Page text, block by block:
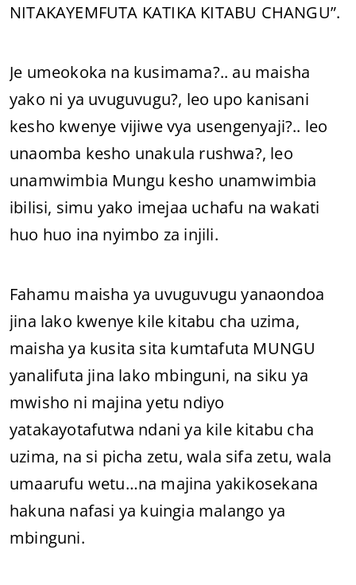
NITAKAYEMFUTA KATIKA KITABU CHANGU”.
Je umeokoka na kusimama?.. au maisha
yako ni ya uvuguvugu?, leo upo kanisani
kesho kwenye vijiwe vya usengenyaji?.. leo
unaomba kesho unakula rushwa?, leo
unamwimbia Mungu kesho unamwimbia
ibilisi, simu yako imejaa uchafu na wakati
huo huo ina nyimbo za injili.
Fahamu maisha ya uvuguvugu yanaondoa
jina lako kwenye kile kitabu cha uzima,
maisha ya kusita sita kumtafuta MUNGU
yanalifuta jina lako mbinguni, na siku ya
mwisho ni majina yetu ndiyo
yatakayotafutwa ndani ya kile kitabu cha
uzima, na si picha zetu, wala sifa zetu, wala
umaarufu wetu…na majina yakikosekana
hakuna nafasi ya kuingia malango ya
mbinguni.